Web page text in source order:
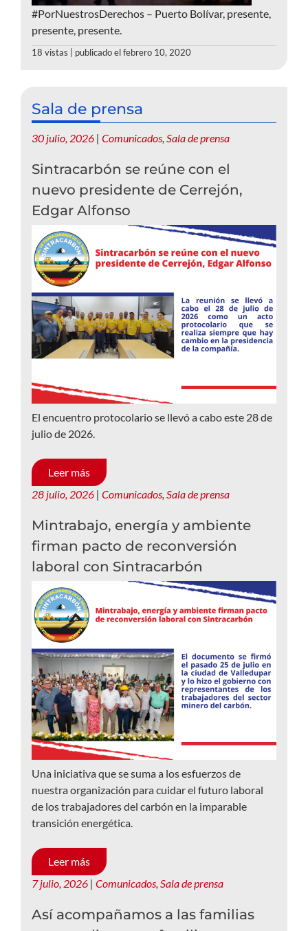
#PorNuestrosDerechos – Puerto Bolívar, presente,
presente, presente.
18 vistas publicado el febrero 10, 2020
Sala de prensa
30 julio, 2026 | Comunicados, Sala de prensa
Sintracarbón se reúne con el
nuevo presidente de Cerrejón,
Edgar Alfonso
El encuentro protocolario se llevó a cabo este 28 de
julio de 2026.
Leer más
28 julio, 2026 | Comunicados Sala de prensa
Mintrabajo, energía y ambiente
firman pacto de reconversión
laboral con Sintracarbón
Una iniciativa que se suma a los esfuerzos de
nuestra organización para cuidar el futuro laboral
de los trabajadores del carbón en la imparable
transición energética.
Leer más
7 julio, 2026 | Comunicados Sala de prensa
Así acompañamos a las familias